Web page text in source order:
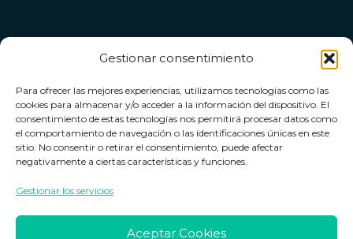
Gestionar consentimiento
Para ofrecer las mejores experiencias, utilizamos tecnologías como las
cookies para almacenar y/o acceder a la información del dispositivo. El
consentimiento de estas tecnologías nos permitirá procesar datos como
el comportamiento de navegación o las identificaciones únicas en este
sitio. No consentir o retirar el consentimiento, puede afectar
negativamente a ciertas características y funciones.
Gestionar los servicios
Aceptar Cookies
Contacto
Contacto
Política de
devoluciones
Horario de
Lun. a Vie.:
Términos y
condiciones
Política de
privacidad
cookies
Farmacenter
digital, S.L
B24836249
info@farmacenter.es
de pago